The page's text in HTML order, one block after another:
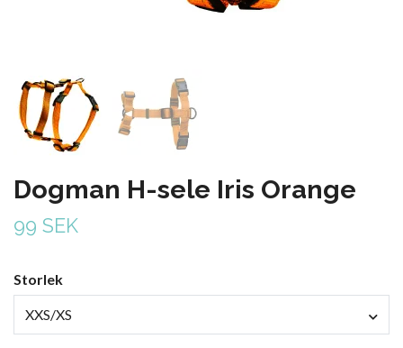
Dogman H-sele Iris Orange
99 SEK
Storlek
XXS/XS